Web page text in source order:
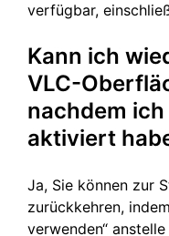
verfügbar,
Kann ich
VLC-
nachdem
aktiviert
Ja, Sie können zur
zurückkehren,
verwenden“